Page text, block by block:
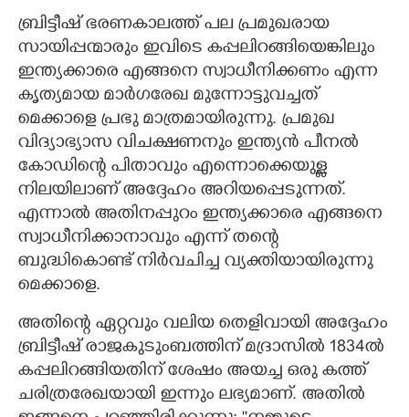
ബ്രിട്ടീഷ് ഭരണകാലത്ത് പല പ്രമുഖരായ
സായിപ്പന്മാരും ഇവിടെ കപ്പലിറങ്ങിയെങ്കിലും
ഇന്ത്യക്കാരെ എങ്ങനെ സ്വാധീനിക്കണം എന്ന
കൃത്യമായ മാർഗരേഖ മുന്നോട്ടുവച്ചത്
മെക്കാളെ പ്രഭു മാത്രമായിരുന്നു. പ്രമുഖ
വിദ്യാഭ്യാസ വിചക്ഷണനും ഇന്ത്യൻ പീനൽ
കോഡിന്റെ പിതാവും എന്നൊക്കെയുള്ള
നിലയിലാണ് അദ്ദേഹം അറിയപ്പെടുന്നത്.
എന്നാൽ അതിനപ്പുറം ഇന്ത്യക്കാരെ എങ്ങനെ
സ്വാധീനിക്കാനാവും എന്ന് തന്റെ
ബുദ്ധികൊണ്ട് നിർവചിച്ച വ്യക്തിയായിരുന്നു
മെക്കാളെ.
അതിന്റെ ഏറ്റവും വലിയ തെളിവായി അദ്ദേഹം
ബ്രിട്ടീഷ് രാജകുടുംബത്തിന് മദ്രാസിൽ 1834ൽ
കപ്പലിറങ്ങിയതിന് ശേഷം അയച്ച ഒരു കത്ത്
ചരിത്രരേഖയായി ഇന്നും ലഭ്യമാണ്. അതിൽ